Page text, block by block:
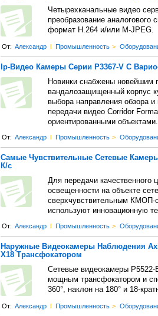
Четырехканальные видео
преобразование
формат H.264 и/или М-JPEG.
От: Александр l Промышленность >
Ip-Видео Камеры Серии P3367-V С
Новинки снабжены новейшим
вандалозащищенный корпус
выбора направления обзора
передачи видео Corridor
ориентированными объектами.
От: Александр l Промышленность >
Самые Чувствительные Сетевые
К/с
Для передачи качественного
освещенности на объекте
сверхчувствительным КМОП-
используют инновационную
От: Александр l Промышленность >
Наружные Видеокамеры Наблюдения
Х18 Трансфокатором
Сетевые видеокамеры
мощным трансфокатором и
360°, наклон на 180° и 18-
От: Александр l Промышленность >